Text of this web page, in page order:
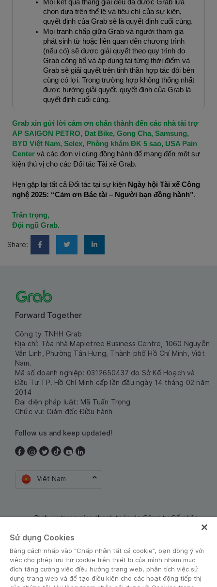
Mọi kết quả thắng giải đều đã được Grab lựa
chọn dựa trên thể lệ và tiêu chí của sự kiện,
quyết định của Grab sẽ là quyết định cuối cùng.
Mọi tranh chấp giữa Grab và người tham gia
phát sinh từ hoặc liên quan đến chương trình
(nếu có) sẽ được giải quyết theo quy trình do
Grab công bố và áp dụng tại từng thời điểm và
Grab sẽ giải quyết trên tinh thần hợp tác đôi bên
cùng có lợi. Trong trường hợp không thống nhất
được hướng giải quyết, quyết định của Grab là
quyết định cuối cùng.
AP SAIGON PETRO, Dat Bike, Gong Cha, Samsung,
BYD Việt Nam, Selex, Phòng khám ĐK 5 sao, USA Pain
Center và các đơn vị cùng đồng hành để mang đến một sự
kiện thú vị cho các Đối tác Tài xế Grab.
Hẹn gặp lại tất cả Đối tác tại sự kiện Ngày hội Tài xế Công
nghệ 2025: “Cảm ơn Bác tài – Người bạn đồng hành”.
Trân trọng,
Đội ngũ Grab.
Share:
Forward Together
Công ty TNHH Grab
Địa chỉ: Tòa nhà Mapletree Business Centre, 1060 Nguyễn
Văn Linh, Phường Tân Hưng, Thành phố Hồ Chí Minh, Việt
Nam.
Mã số doanh nghiệp: 0312650437 do Sở Kế Hoạch và
Đầu Tư TP. Hồ Chí Minh cấp lần đầu ngày 14 tháng 02 năm
2014
Đại diện pháp luật: Mã Tuấn Trọng
Chức vụ: Giám đốc Điều hành
Follow us and keep updated!
Việt Nam
Dịch vụ trung gian thanh toán do Công ty Cổ phần
Sử dụng Cookies
Bằng cách nhấp vào “Chấp nhận tất cả cookie”, bạn đồng ý với
việc cho phép lưu trữ cookie trên thiết bị của mình nhằm mục
đích tăng cường việc điều hướng trang web, phân tích việc sử
dụng trang web và để tạo điều kiện cho các hoạt động tiếp thị